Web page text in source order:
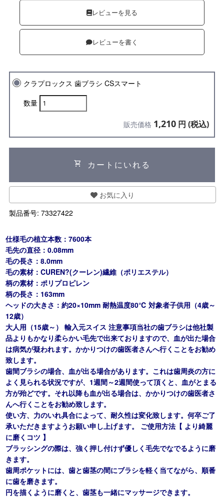
レビューを見る
レビューを書く
クラプロックス 歯ブラシ CSスマート
数量
販売価格 1,210 円 (税込)
shopping_cart カートにいれる
お気に入り
製品番号: 73327422
仕様毛の植立本数：7600本
毛先の直径：0.08mm
毛の長さ：8.0mm
毛の素材：CUREN?(クーレン)繊維（ポリエステル）
柄の素材：ポリプロピレン
柄の長さ：163mm
ヘッドの大きさ：約20×10mm 耐熱温度80℃ 対象者子供用（4歳～
12歳）
大人用（15歳～） 輸入元スイス 注意事項当社の歯ブラシは他社製
品よりもかなり柔らかい毛先で出来ておりますので、血が出た場合
は病気が疑われます。かかりつけの歯医者さんへ行くことをお勧め
致します。
歯間ブラシの場合、血が出る場合があります。これは歯周炎の方に
よく見られる状況ですが、1週間～2週間使って頂くと、血がとまる
方が殆どです。それ以降も血が出る場合は、かかりつけの歯医者さ
んへ行くことをお勧め致します。
使い方、力のいれ具合によって、耐久性は変化致します。何卒ご了
承いただきますようお願い申し上げます。 ご使用方法【 より綺麗
に磨くコツ 】
ブラッシングの際は、強く押し付けず優しく毛先でなでるように磨
きます。
歯周ポケットには、歯と歯茎の間にブラシを軽く当てながら、順番
に歯を磨きます。
円を描くように磨くと、歯茎も一緒にマッサージできます。